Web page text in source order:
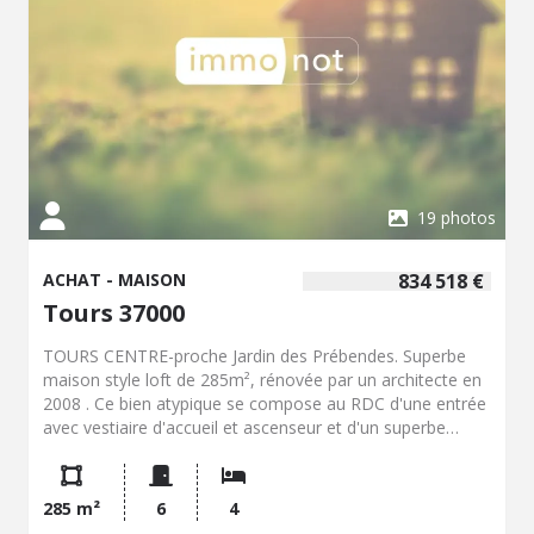
souterrain juste à côté de la maison.
19 photos
834 518 €
ACHAT - MAISON
Tours 37000
TOURS CENTRE-proche Jardin des Prébendes. Superbe
maison style loft de 285m², rénovée par un architecte en
2008 . Ce bien atypique se compose au RDC d'une entrée
avec vestiaire d'accueil et ascenseur et d'un superbe
accessible par l'ascenseur comme par un escalier
moderne, le palier dessert une superbe pièce de vie de
98m² baignée de lumière avec ses baies vitrées donnant
285 m² 6 4